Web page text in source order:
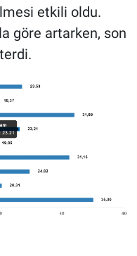
etkili oldu.
göre artarken, son